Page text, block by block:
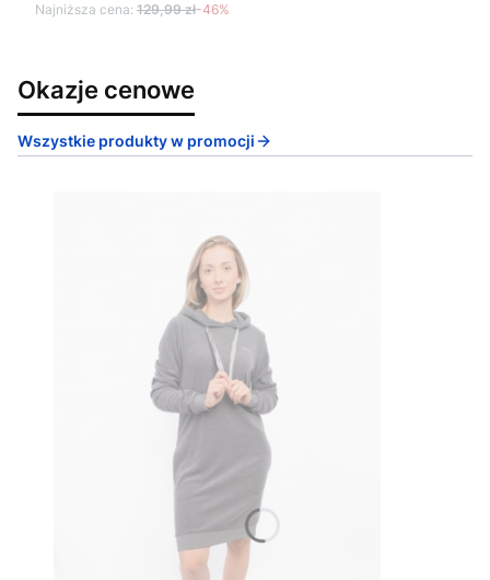
Najniższa cena: 129,99 zł-46%
Okazje cenowe
Wszystkie produkty w promocji